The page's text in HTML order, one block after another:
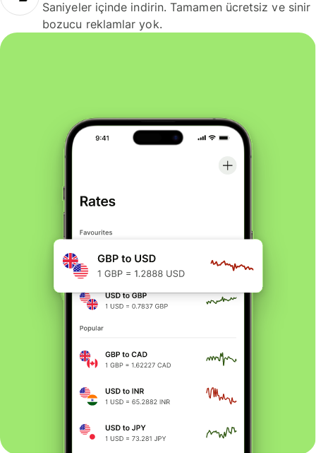
Saniyeler içinde indirin. Tamamen ücretsiz ve sinir
bozucu reklamlar yok.